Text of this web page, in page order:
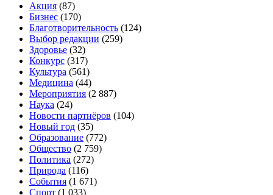
Акция (87)
Бизнес (170)
Благотворительность (124)
Выбор редакции (259)
Здоровье (32)
Конкурс (317)
Культура (561)
Медицина (44)
Мероприятия (2 887)
Наука (24)
Новости партнёров (104)
Новый год (35)
Образование (772)
Общество (2 759)
Политика (272)
Природа (116)
События (1 671)
Спорт (1 033)